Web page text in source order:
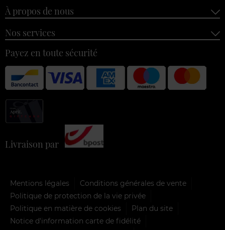
À propos de nous
Nos services
Payez en toute sécurité
Livraison par
Mentions légales
Conditions générales de vente
Politique de protection de la vie privée
Politique en matière de cookies
Plan du site
Notice d'information carte de fidélité